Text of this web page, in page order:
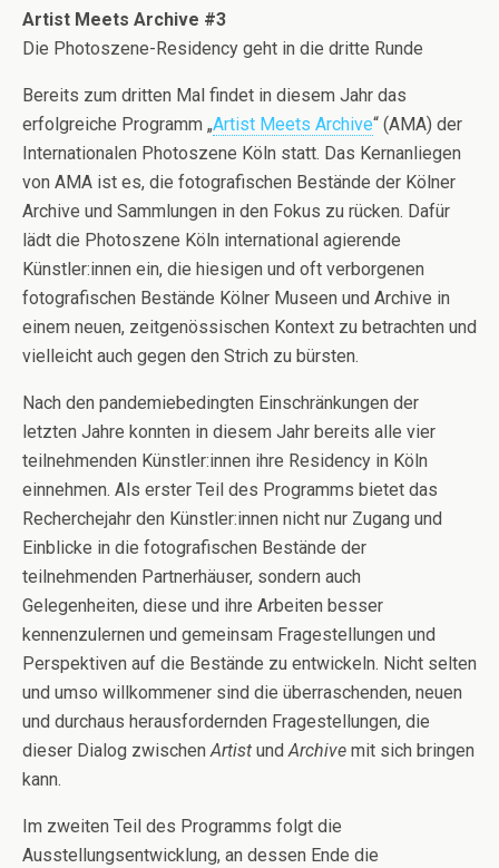
Artist Meets Archive #3
Die Photoszene-Residency geht in die dritte Runde
Bereits zum dritten Mal findet in diesem Jahr das
erfolgreiche Programm „Artist Meets Archive“ (AMA) der
Internationalen Photoszene Köln statt. Das Kernanliegen
von AMA ist es, die fotografischen Bestände der Kölner
Archive und Sammlungen in den Fokus zu rücken. Dafür
lädt die Photoszene Köln international agierende
Künstler:innen ein, die hiesigen und oft verborgenen
fotografischen Bestände Kölner Museen und Archive in
einem neuen, zeitgenössischen Kontext zu betrachten und
vielleicht auch gegen den Strich zu bürsten.
Nach den pandemiebedingten Einschränkungen der
letzten Jahre konnten in diesem Jahr bereits alle vier
teilnehmenden Künstler:innen ihre Residency in Köln
einnehmen. Als erster Teil des Programms bietet das
Recherchejahr den Künstler:innen nicht nur Zugang und
Einblicke in die fotografischen Bestände der
teilnehmenden Partnerhäuser, sondern auch
Gelegenheiten, diese und ihre Arbeiten besser
kennenzulernen und gemeinsam Fragestellungen und
Perspektiven auf die Bestände zu entwickeln. Nicht selten
und umso willkommener sind die überraschenden, neuen
und durchaus herausfordernden Fragestellungen, die
dieser Dialog zwischenArtist undArchive mit sich bringen
kann.
Im zweiten Teil des Programms folgt die
Ausstellungsentwicklung, an dessen Ende die